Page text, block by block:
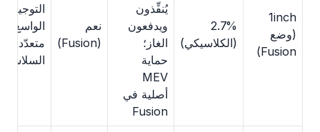
1inch
(وضع
Fusion)
2.7%
(الكلاسيكي)
يُنفِّذون
ويدفعون
الغاز؛
حماية
MEV
أصلية في
Fusion
نعم
(Fusion)
التوجيه
الواسع
متعدّد
السلاسل